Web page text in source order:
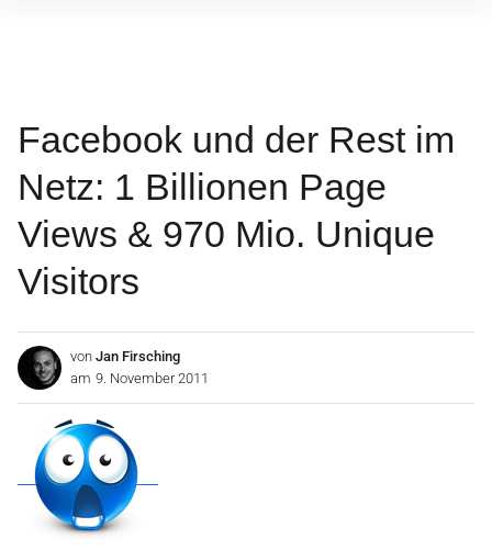
Facebook und der Rest im
Netz: 1 Billionen Page
Views & 970 Mio. Unique
Visitors
von Jan Firsching
am 9. November 2011